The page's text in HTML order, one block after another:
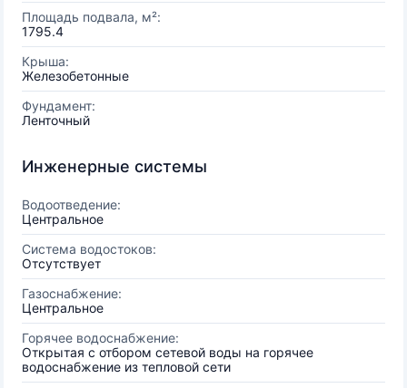
Площадь подвала, м²:
1795.4
Крыша:
Железобетонные
Фундамент:
Ленточный
Инженерные системы
Водоотведение:
Центральное
Система водостоков:
Отсутствует
Газоснабжение:
Центральное
Горячее водоснабжение:
Открытая с отбором сетевой воды на горячее
водоснабжение из тепловой сети